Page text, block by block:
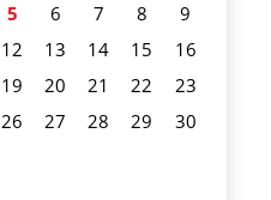
5 6 7 8
9
12 13 14 15
16
19 20 21 22
23
26 27 28 29
30